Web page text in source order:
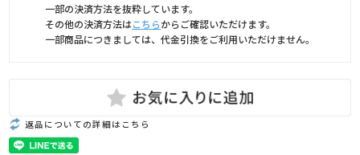
一部の決済方法を抜粋しています。
その他の決済方法はこちらからご確認いただけます。
一部商品につきましては、代金引換をご利用いただけません。
返品についての詳細はこちら